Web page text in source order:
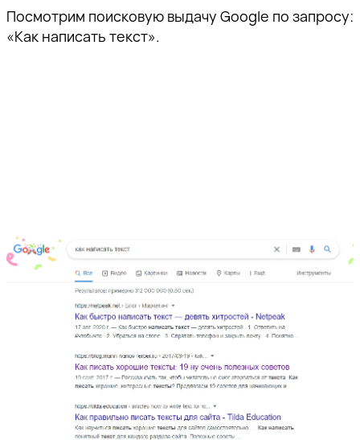
Посмотрим поисковую выдачу Google по запросу:
«Как написать текст».